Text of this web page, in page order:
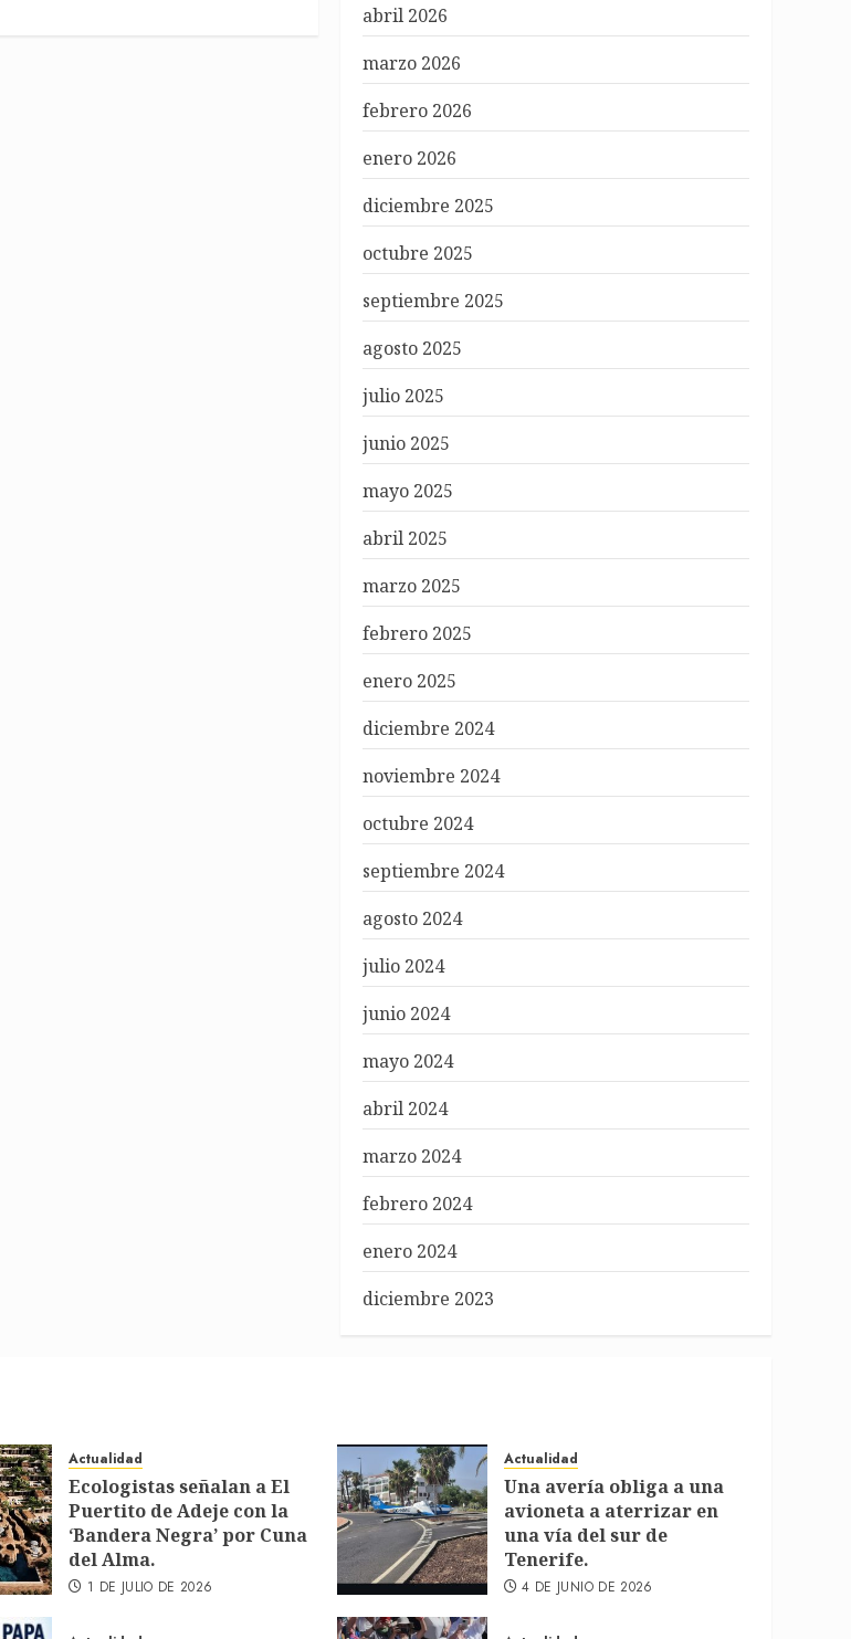
abril 2026
marzo 2026
febrero 2026
enero 2026
diciembre 2025
octubre 2025
septiembre 2025
agosto 2025
julio 2025
junio 2025
mayo 2025
abril 2025
marzo 2025
febrero 2025
enero 2025
diciembre 2024
noviembre 2024
octubre 2024
septiembre 2024
agosto 2024
julio 2024
junio 2024
mayo 2024
abril 2024
marzo 2024
febrero 2024
enero 2024
diciembre 2023
Actualidad
Ecologistas señalan a El
Puertito de Adeje con la
‘Bandera Negra’ por Cuna
del Alma.
1 DE JULIO DE 2026
Actualidad
Una avería obliga a una
avioneta a aterrizar en
una vía del sur de
Tenerife.
4 DE JUNIO DE 2026